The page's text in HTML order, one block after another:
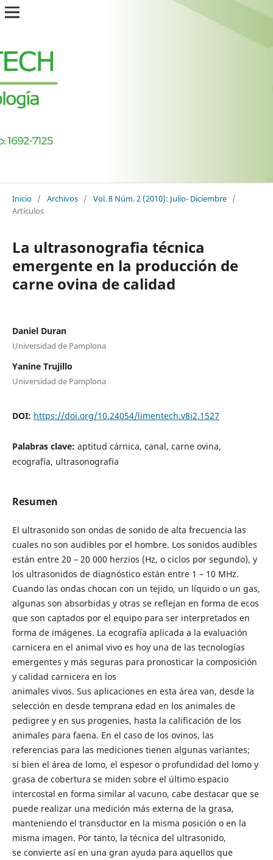
Inicio / Archivos / Vol. 8 Núm. 2 (2010): Julio- Diciembre /
Artículos
La ultrasonografia técnica
emergente en la producción de
carne ovina de calidad
Daniel Duran
Universidad de Pamplona
Yanine Trujillo
Universidad de Pamplona
DOI: https://doi.org/10.24054/limentech.v8i2.1527
Palabras clave: aptitud cárnica, canal, carne ovina,
ecografía, ultrasonografía
Resumen
El ultrasonido son ondas de sonido de alta frecuencia las
cuales no son audibles por el hombre. Los sonidos audibles
están entre 20 – 20 000 herzios (Hz, o ciclos por segundo), y
los ultrasonidos de diagnóstico están entre 1 – 10 MHz.
Cuando las ondas chocan con un tejido, un líquido o un gas,
algunas son absorbidas y otras se reflejan en forma de ecos
que son captados por el equipo para ser interpretados en
forma de imágenes. La ecografía aplicada a la evaluación
carnicera en el animal vivo es hoy una de las tecnologías
emergentes y más seguras para pronosticar la composición
y calidad carnicera en los
animales vivos. Sus aplicaciones en esta área van, desde la
selección en desde temprana edad en los animales de
pedigree y en sus progenies, hasta la calificación de los
animales para faena. En el caso de los ovinos, las
referencias para las mediciones tienen algunas variantes;
si bien el área de lomo, el espesor o profundidad del lomo y
grasa de cobertura se miden sobre el último espacio
intercostal en forma similar al vacuno, cabe destacar que se
puede realizar una medición más externa de la grasa,
manteniendo el transductor en la misma posición o en la
misma imagen. Por tanto, la técnica del ultrasonido,
se convierte así en una gran ayuda para aquellos que